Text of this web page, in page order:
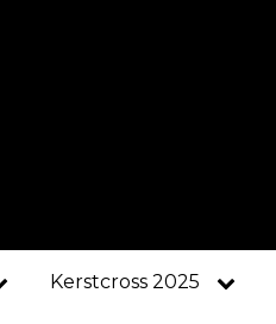
Kerstcross 2025